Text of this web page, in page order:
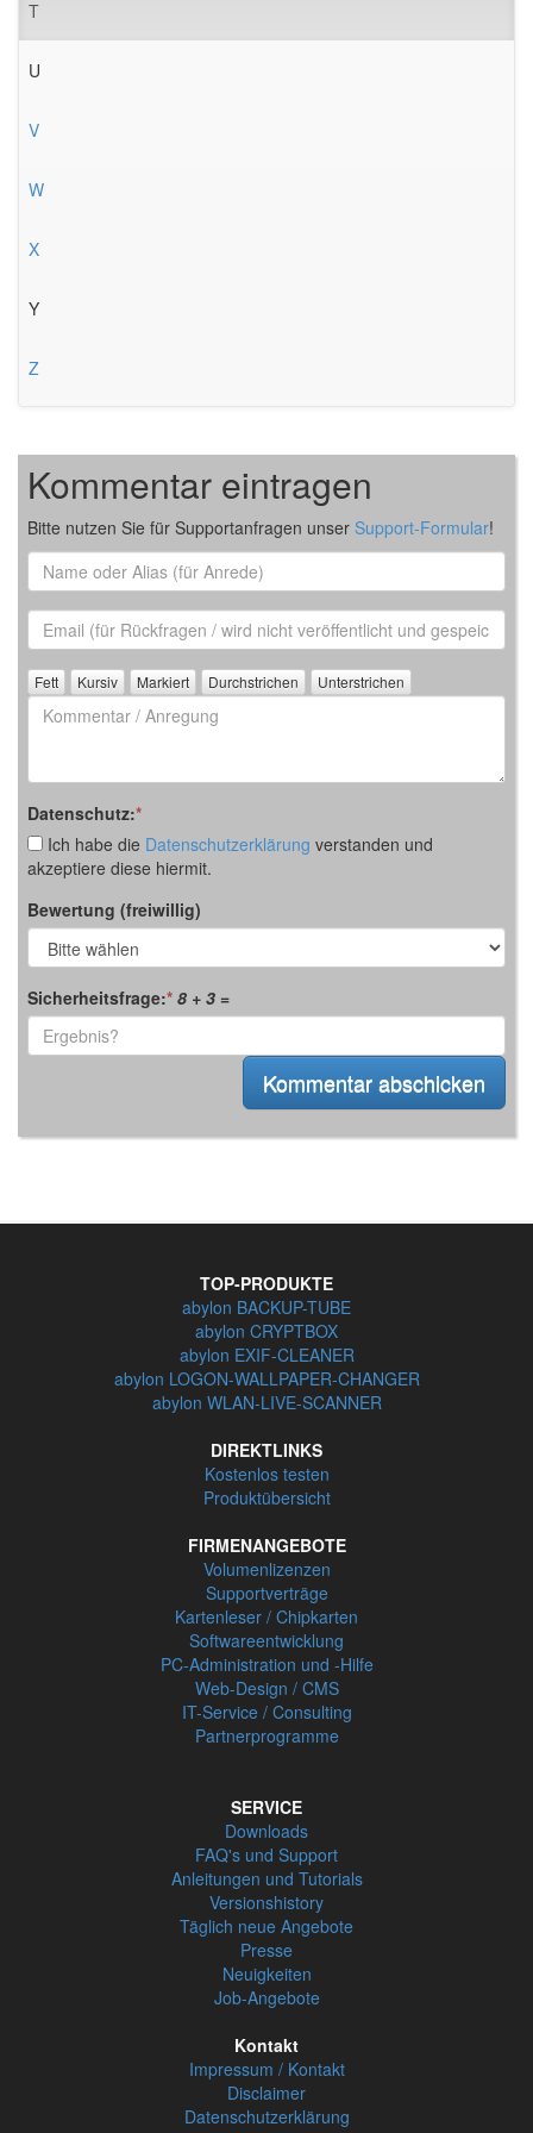
T
U
V
W
X
Y
Z
Kommentar eintragen
Bitte nutzen Sie für Supportanfragen unser Support-Formular!
Name
oder
Alias
Email
(für
Rückfrage)
Kommentar
/
Anregung
Datenschutz:*
Ich habe die Datenschutzerklärung verstanden und
akzeptiere diese hiermit.
Bewertung (freiwillig)
Sicherheitsfrage:* 8 + 3 =
TOP-PRODUKTE
abylon BACKUP-TUBE
abylon CRYPTBOX
abylon EXIF-CLEANER
abylon LOGON-WALLPAPER-CHANGER
abylon WLAN-LIVE-SCANNER
DIREKTLINKS
Kostenlos testen
Produktübersicht
FIRMENANGEBOTE
Volumenlizenzen
Supportverträge
Kartenleser / Chipkarten
Softwareentwicklung
PC-Administration und -Hilfe
Web-Design / CMS
IT-Service / Consulting
Partnerprogramme
SERVICE
Downloads
FAQ's und Support
Anleitungen und Tutorials
Versionshistory
Täglich neue Angebote
Presse
Neuigkeiten
Job-Angebote
Kontakt
Impressum / Kontakt
Disclaimer
Datenschutzerklärung